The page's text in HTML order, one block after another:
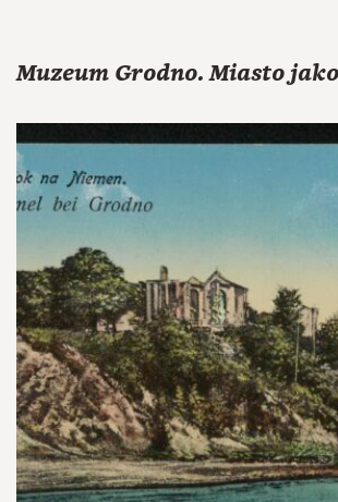
Muzeum Grodno. Miasto